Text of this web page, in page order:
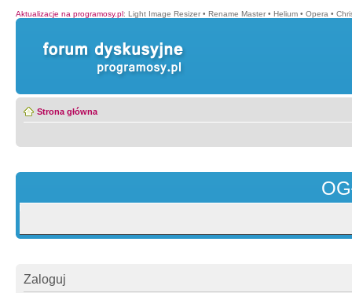
Aktualizacje na programosy.pl: Light Image Resizer • Rename Master • Helium • Opera •
Strona główna
Zaloguj